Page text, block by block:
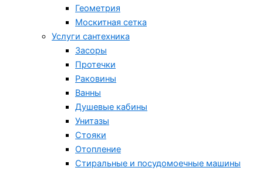
Геометрия
Москитная сетка
Услуги сантехника
Засоры
Протечки
Раковины
Ванны
Душевые кабины
Унитазы
Стояки
Отопление
Стиральные и посудомоечные машины